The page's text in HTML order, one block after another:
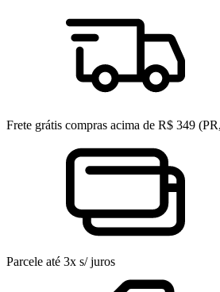
Frete grátis compras acima de R$ 349
Parcele até 3x s/ juros